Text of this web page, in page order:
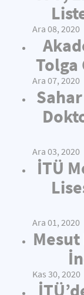
Ara 08, 2020
Tolga
Ara 07, 2020
Sahar
Ara 03, 2020
İTÜ
Ara 01, 2020
Mesut
Kas 30, 2020